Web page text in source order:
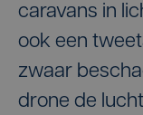
caravans in
ook een
zwaar
drone de